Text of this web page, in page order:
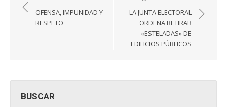
de
entradas
OFENSA, IMPUNIDAD Y
RESPETO
LA JUNTA ELECTORAL
ORDENA RETIRAR
«ESTELADAS» DE
EDIFICIOS PÚBLICOS
BUSCAR